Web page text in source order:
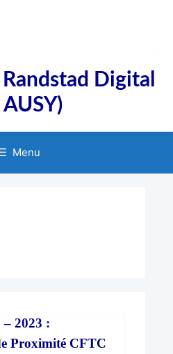
Digital
AUSY)
Menu
– 2023 :
Proximité CFTC